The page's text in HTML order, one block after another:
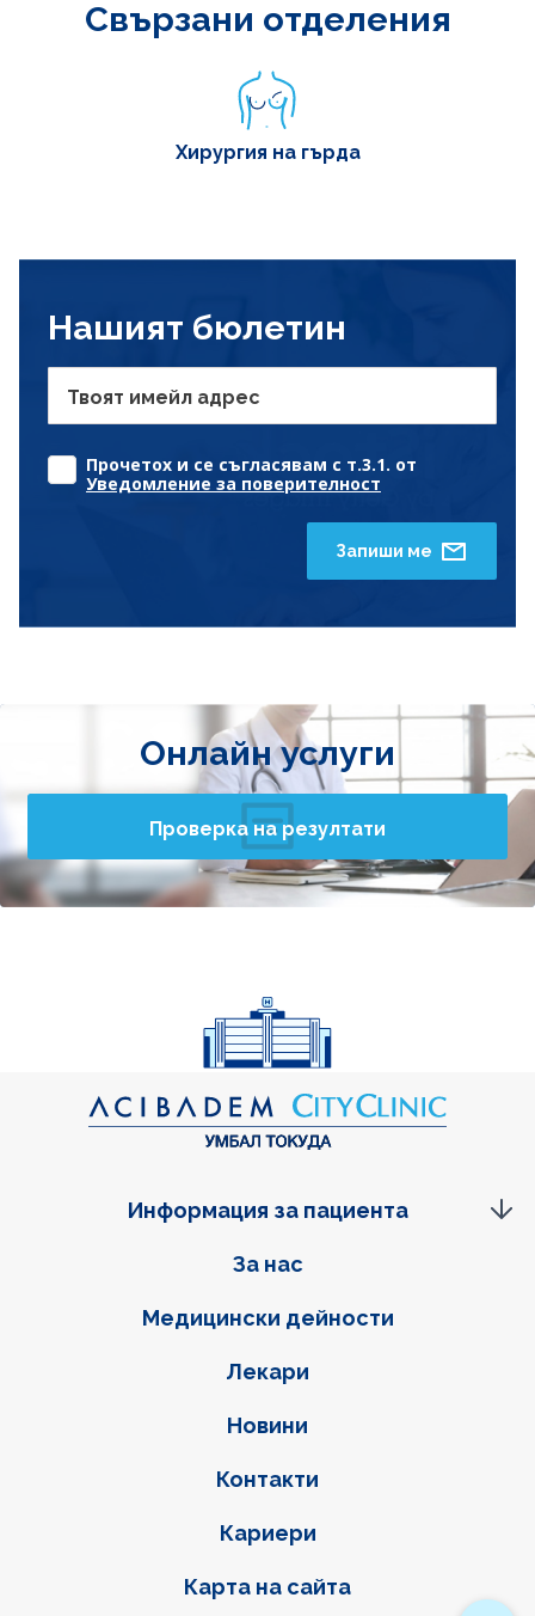
Свързани отделения
Хирургия на гърда
Нашият бюлетин
Твоят имейл адрес
Прочетох и се съгласявам с т.3.1. от
Уведомление за поверителност
Запиши ме
Онлайн услуги
Проверка на резултати
Фуутер навигация
За нас
Медицински дейности
Лекари
Новини
Контакти
Кариери
Карта на сайта
Информация за пациента